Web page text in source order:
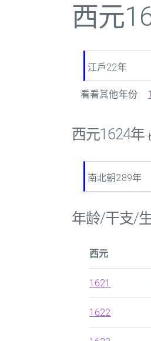
西元
江戶22年
看看其他年份:
西元1624年
南北朝289年
年龄/干支/
西元
1621
1622